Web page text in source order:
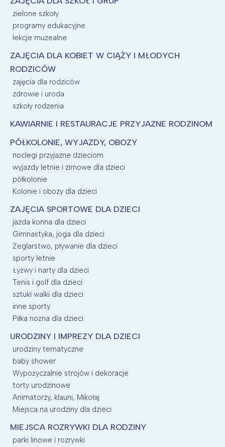
zielone szkoły
programy edukacyjne
lekcje muzealne
ZAJĘCIA DLA KOBIET W CIĄŻY I MŁODYCH
RODZICÓW
zajęcia dla rodziców
zdrowie i uroda
szkoły rodzenia
KAWIARNIE I RESTAURACJE PRZYJAZNE RODZINOM
PÓŁKOLONIE, WYJAZDY, OBOZY
noclegi przyjazne dzieciom
wyjazdy letnie i zimowe dla dzieci
półkolonie
Kolonie i obozy dla dzieci
ZAJĘCIA SPORTOWE DLA DZIECI
jazda konna dla dzieci
Gimnastyka, joga dla dzieci
Żeglarstwo, pływanie dla dzieci
sporty letnie
Łyżwy i narty dla dzieci
Tenis i golf dla dzieci
sztuki walki dla dzieci
inne sporty
Piłka nożna dla dzieci
URODZINY I IMPREZY DLA DZIECI
urodziny tematyczne
baby shower
Wypożyczalnie strojów i dekoracje
torty urodzinowe
Animatorzy, klauni, Mikołaj
Miejsca na urodziny dla dzieci
MIEJSCA ROZRYWKI DLA RODZINY
parki linowe i rozrywki
Warszawa
Łódź
Poznań
Wrocław
Północ